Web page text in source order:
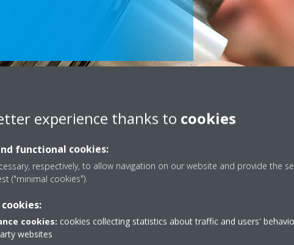
Scroll
mund t’u besoni
zgjidhjen e Daikin janë me cilësi të lartë. Kjo do të thotë se nëse një
i sigurt se instalimi do të ruajë efikasitetin dhe performancën e vet
experience thanks to cookies
functional cookies:
respectively, to allow navigation on our website and provide the
("minimal cookies").
cookies: cookies collecting statistics about traffic and users'
websites